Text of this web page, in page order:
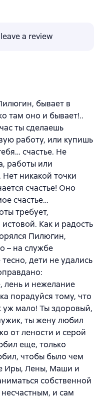
a review
бывает в
там оно и бывает!..
ты сделаешь
работу, или купишь
счастье. Не
работы или
никакой точки
счастье! Оно
счастье…
требует,
Как и радость
Пилюгин,
– на службе
дети не удались
лень и нежелание
порадуйся тому, что
уж мало! Ты здоровый,
ты жену любил
от лености и серой
еще, только
чтобы было чем
Иры, Лены, Маши и
собственной
и сам